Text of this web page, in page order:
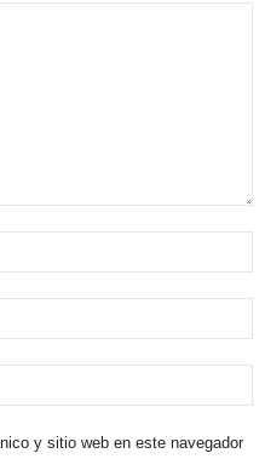
y sitio web en este navegador